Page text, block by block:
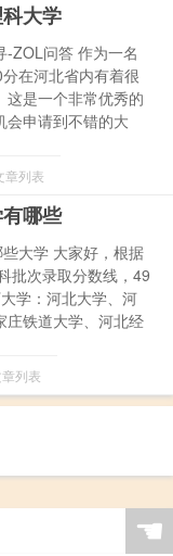
大学
-ZOL问答 作为一名
在河北省内有着很
这是一个非常优秀的
会申请到不错的大
章列表
哪些
大学 大家好，根据
批次录取分数线，49
学：河北大学、河
庄铁道大学、河北经
列表
☚